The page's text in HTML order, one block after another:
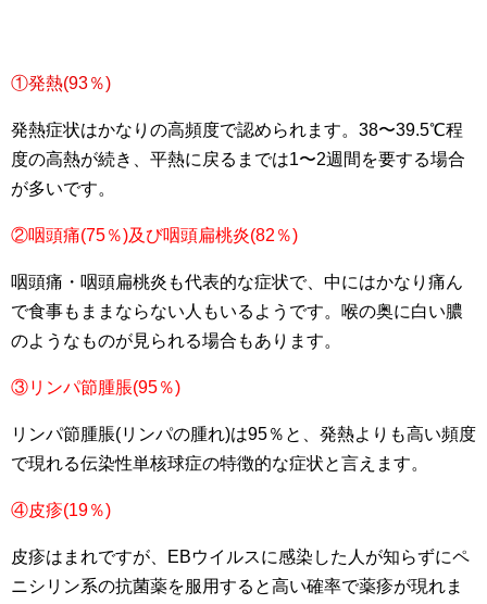
①発熱(93％)
発熱症状はかなりの高頻度で認められます。38〜39.5℃程
度の高熱が続き、平熱に戻るまでは1〜2週間を要する場合
が多いです。
②咽頭痛(75％)及び咽頭扁桃炎(82 ％)
咽頭痛・咽頭扁桃炎も代表的な症状で、中にはかなり痛ん
で食事もままならない人もいるようです。喉の奥に白い膿
のようなものが見られる場合もあります。
③リンパ節腫脹(95％)
リンパ節腫脹(リンパの腫れ)は95％と、発熱よりも高い頻度
で現れる伝染性単核球症の特徴的な症状と言えます。
④皮疹(19％)
皮疹はまれですが、EBウイルスに感染した人が知らずにペ
ニシリン系の抗菌薬を服用すると高い確率で薬疹が現れま